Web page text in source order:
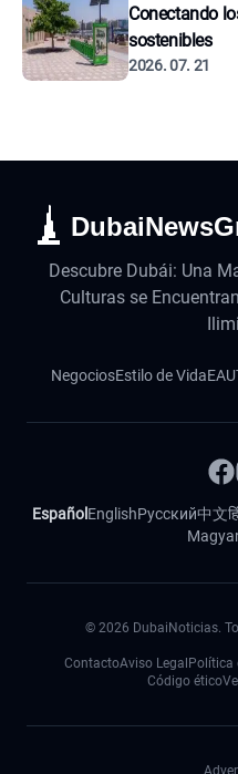
Conectando
sostenibles
2026. 07. 21
Descubre Dubái: Una
Culturas se
NegociosEstilo de VidaEAU
Español EnglishРусский中文
© 2026 DubaiNoticias.
ContactoAviso Legal Política
Código ético